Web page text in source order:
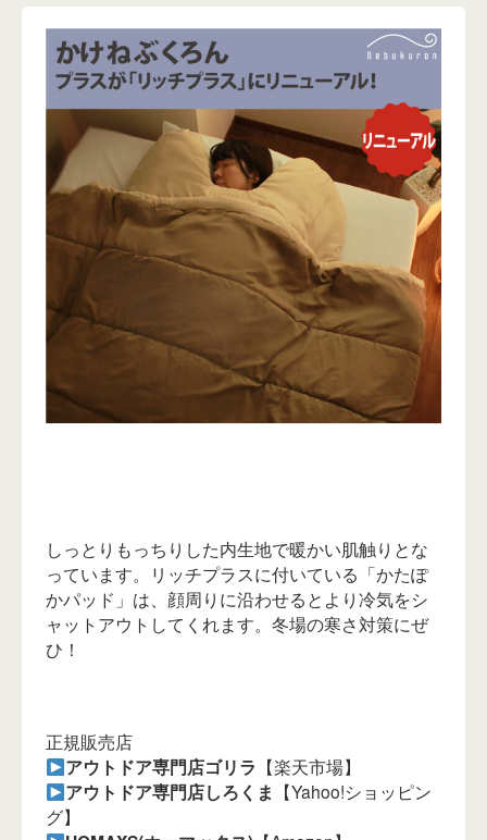
しっとりもっちりした内生地で暖かい肌触りとな
っています。リッチプラスに付いている「かたぽ
かパッド」は、顔周りに沿わせるとより冷気をシ
ャットアウトしてくれます。冬場の寒さ対策にぜ
ひ！
正規販売店
アウトドア専門店ゴリラ 【楽天市場】
アウトドア専門店しろくま 【Yahoo!ショッピン
グ】